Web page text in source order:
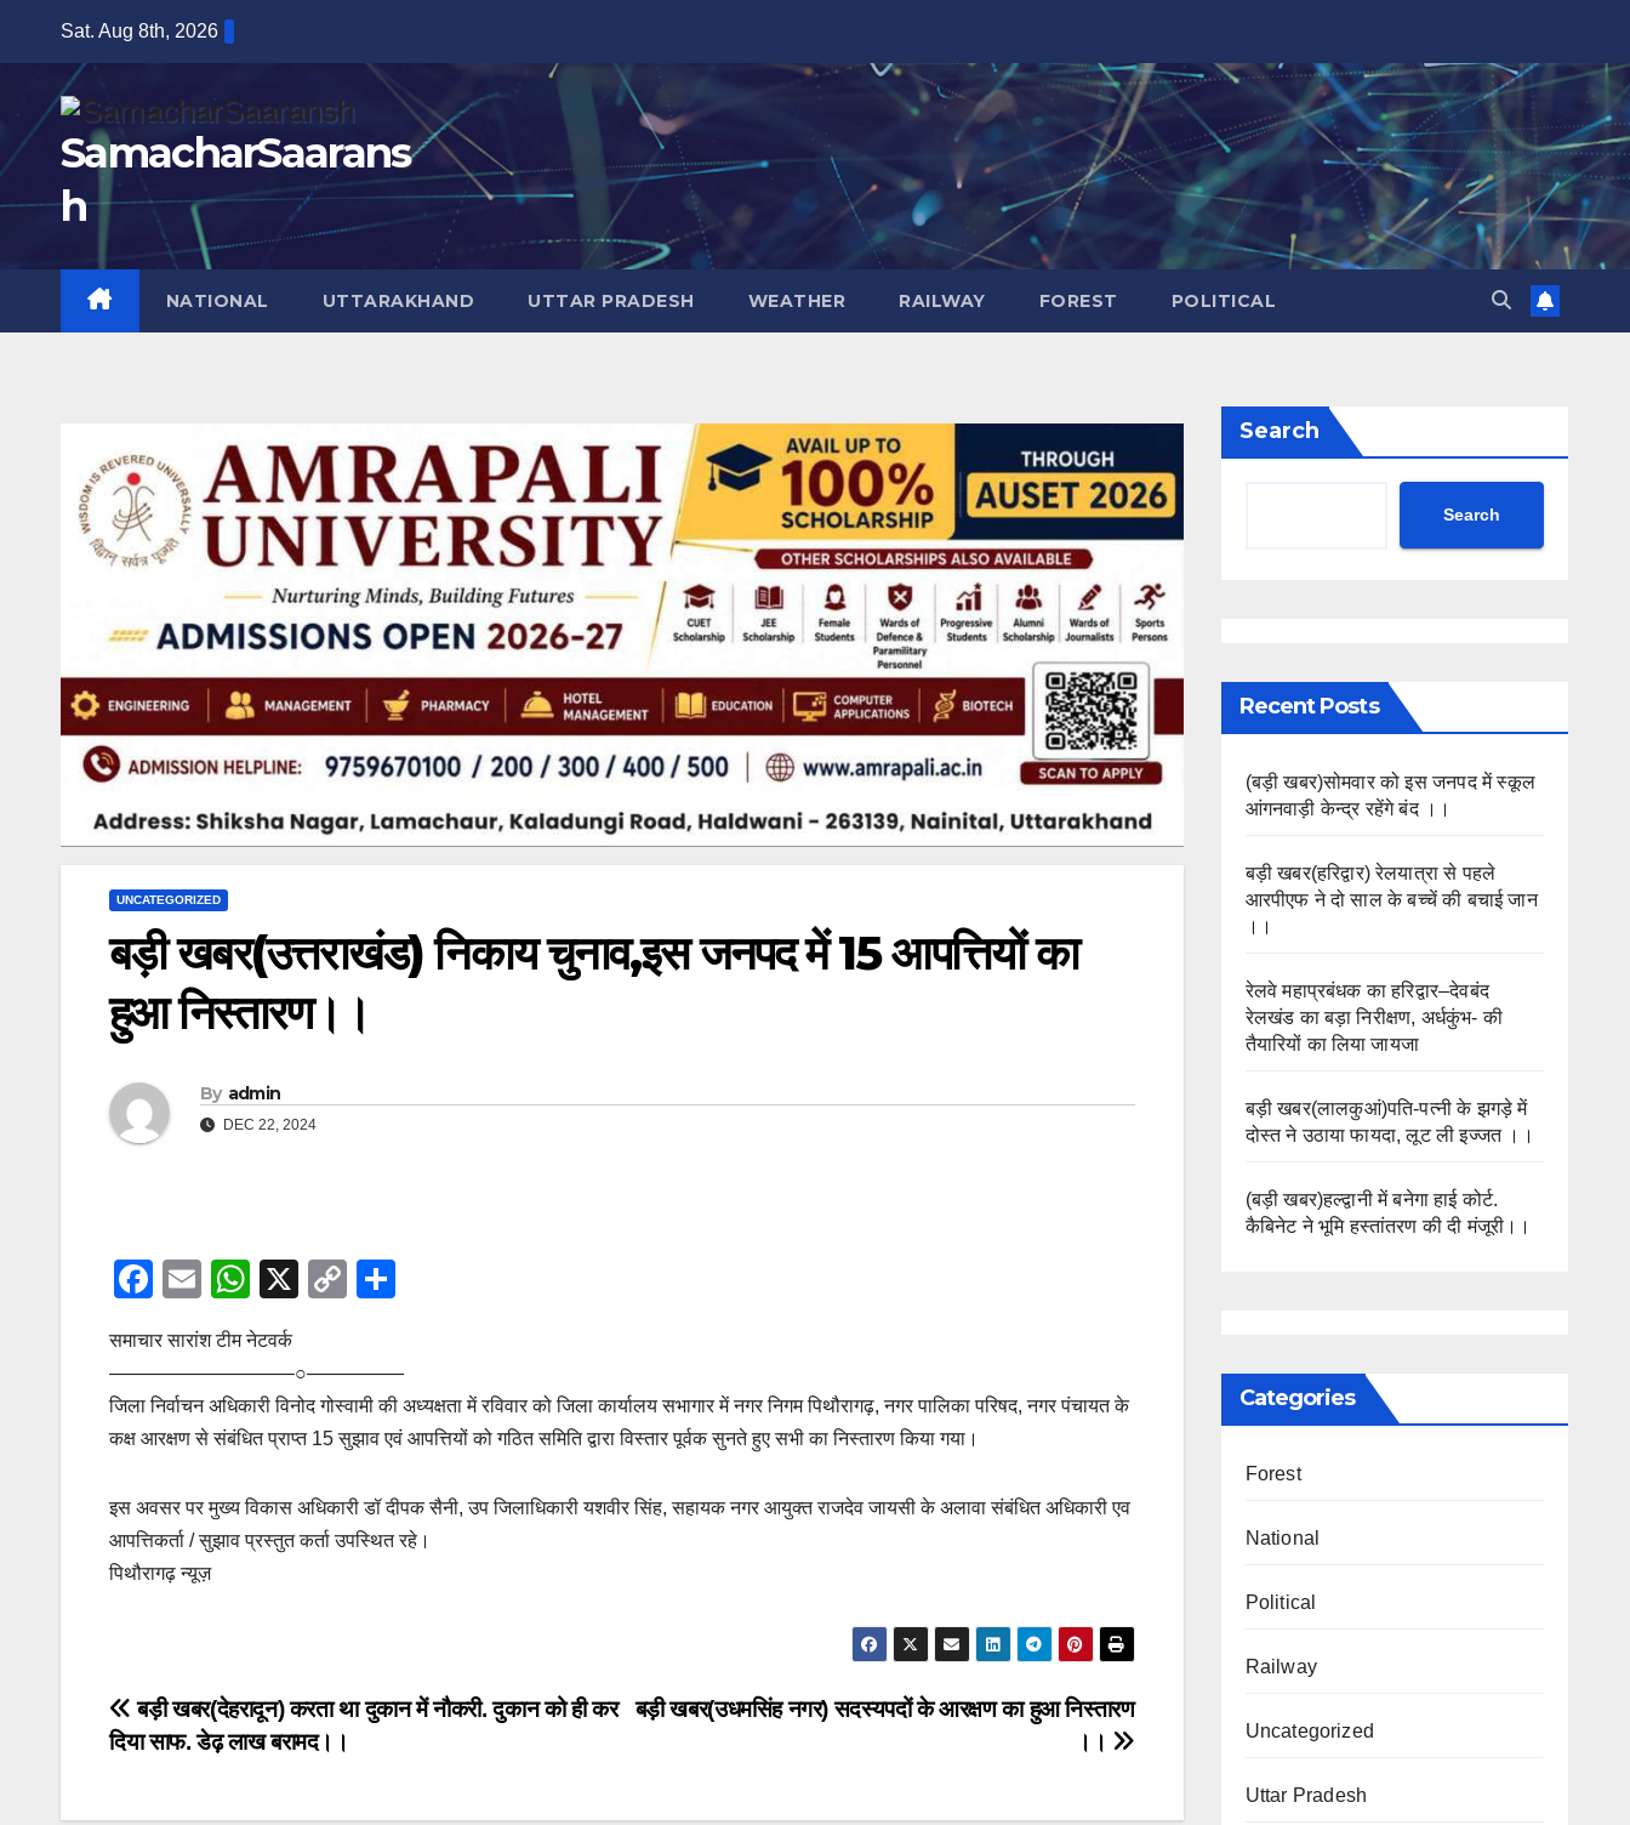
content
Sat. Aug 8th, 2026
SamacharSaarans
h
NATIONAL UTTARAKHAND UTTAR PRADESH WEATHER RAILWAY FOREST POLITICAL
UNCATEGORIZED
बड़ी खबर(उत्तराखंड) निकाय चुनाव,इस जनपद में 15 आपत्तियों का
हुआ निस्तारण।।
By admin
DEC 22, 2024
F
c
e
b
o
k
E
ail
W
h
at
s
A
p
X
C
y
Li
k
e
समाचार सारांश टीम नेटवर्क
—————————–○—————
जिला निर्वाचन अधिकारी विनोद गोस्वामी की अध्यक्षता में रविवार को जिला कार्यालय सभागार में नगर निगम पिथौरागढ़, नगर पालिका परिषद, नगर पंचायत के
कक्ष आरक्षण से संबंधित प्राप्त 15 सुझाव एवं आपत्तियों को गठित समिति द्वारा विस्तार पूर्वक सुनते हुए सभी का निस्तारण किया गया।
इस अवसर पर मुख्य विकास अधिकारी डॉ दीपक सैनी, उप जिलाधिकारी यशवीर सिंह, सहायक नगर आयुक्त राजदेव जायसी के अलावा संबंधित अधिकारी एव
आपत्तिकर्ता / सुझाव प्रस्तुत कर्ता उपस्थित रहे।
पिथौरागढ़ न्यूज़
Post
navigation
बड़ी खबर(उधमसिंह नगर) सदस्यपदों के आरक्षण का हुआ निस्तारण
।।
बड़ी खबर(देहरादून) करता था दुकान में नौकरी. दुकान को ही कर
दिया साफ. डेढ़ लाख बरामद।।
Search
Search
Recent Posts
(बड़ी खबर)सोमवार को इस जनपद में स्कूल
आंगनवाड़ी केन्द्र रहेंगे बंद ।।
बड़ी खबर(हरिद्वार) रेलयात्रा से पहले
आरपीएफ ने दो साल के बच्चें की बचाई जान
।।
रेलवे महाप्रबंधक का हरिद्वार–देवबंद
रेलखंड का बड़ा निरीक्षण, अर्धकुंभ- की
तैयारियों का लिया जायजा
बड़ी खबर(लालकुआं)पति-पत्नी के झगड़े में
दोस्त ने उठाया फायदा, लूट ली इज्जत ।।
(बड़ी खबर)हल्द्वानी में बनेगा हाई कोर्ट.
कैबिनेट ने भूमि हस्तांतरण की दी मंजूरी।।
Categories
Forest
National
Political
Railway
Uncategorized
Uttar Pradesh